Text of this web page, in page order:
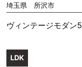
埼玉県 所沢市
ヴィンテージモダン5
LDK